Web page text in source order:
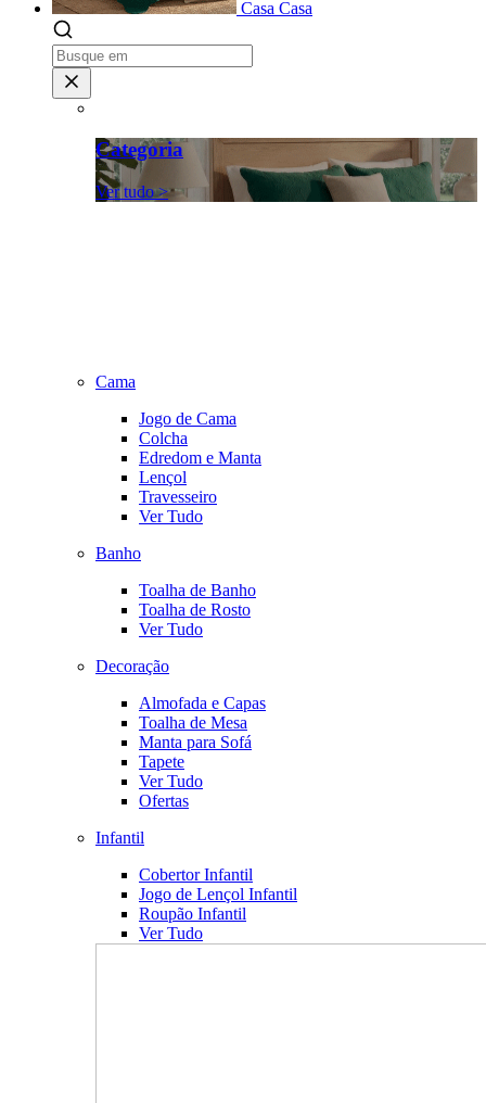
Casa Casa
Categoria
Ver tudo >
Cama
Jogo de Cama
Colcha
Edredom e Manta
Lençol
Travesseiro
Ver Tudo
Banho
Toalha de Banho
Toalha de Rosto
Ver Tudo
Decoração
Almofada e Capas
Toalha de Mesa
Manta para Sofá
Tapete
Ver Tudo
Ofertas
Infantil
Cobertor Infantil
Jogo de Lençol Infantil
Roupão Infantil
Ver Tudo